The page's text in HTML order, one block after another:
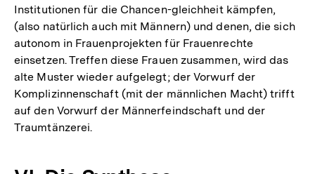
Institutionen für die Chancen-gleichheit kämpfen,
(also natürlich auch mit Männern) und denen, die sich
autonom in Frauenprojekten für Frauenrechte
einsetzen. Treffen diese Frauen zusammen, wird das
alte Muster wieder aufgelegt; der Vorwurf der
Komplizinnenschaft (mit der männlichen Macht) trifft
auf den Vorwurf der Männerfeindschaft und der
Traumtänzerei.